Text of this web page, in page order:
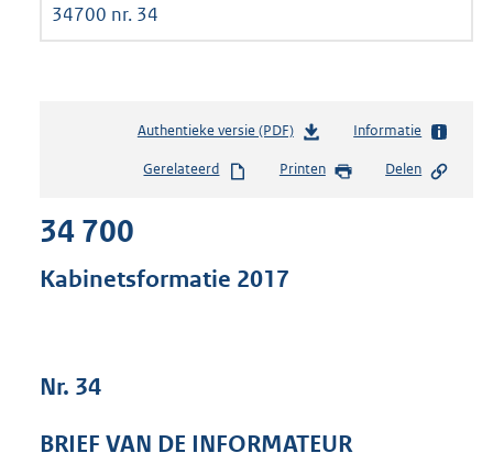
34700 nr. 34
Authentieke versie (PDF)b
s
e
Informatie
Gerelateerd Printen Delen
34 700
Kabinetsformatie 2017
Nr. 34
BRIEF VAN DE INFORMATEUR